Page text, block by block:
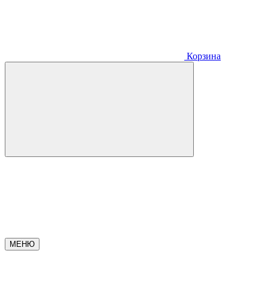
Корзина
МЕНЮ